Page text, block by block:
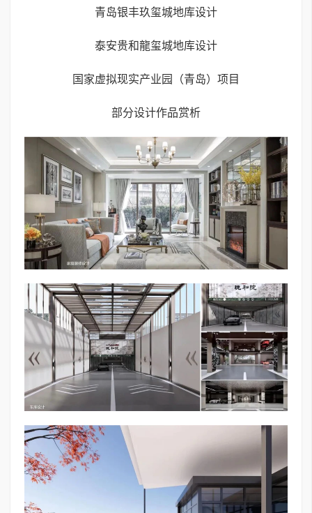
青岛银丰玖玺城地库设计
泰安贵和龍玺城地库设计
国家虚拟现实产业园（青岛）项目
部分设计作品赏析